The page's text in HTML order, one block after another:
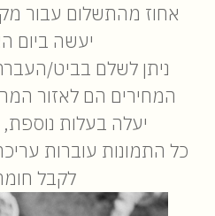
אחוז מהתשלום עבור
יעשה ביום
ניתן לשלם בביט/
המחירים הם לאזור
יעלה בעלות
כל התמונות עוברות
לקבל